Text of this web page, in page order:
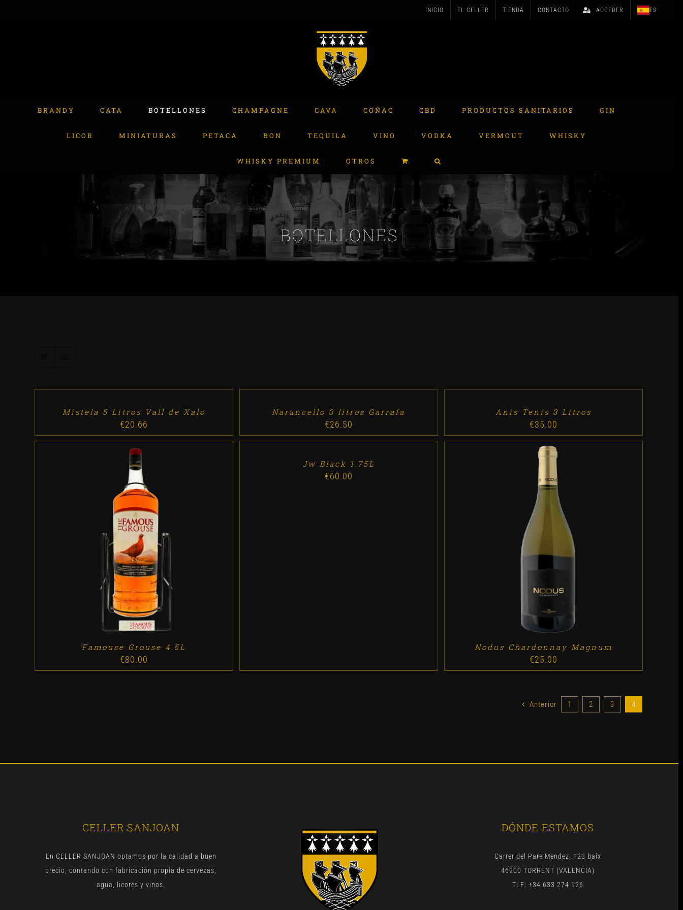
INICIO EL CELLER TIENDA CONTACTO ACCEDER ES
Buscar:BRANDY CATA BOTELLONES CHAMPAGNE CAVA COÑAC CBD PRODUCTOS SANITARIOS GIN
LICOR MINIATURAS PETACA RON TEQUILA VINO VODKA VERMOUT WHISKY
WHISKY PREMIUM OTROS
BOTELLONES
CART
DETALLESMistela 5 Litros Vall de Xalo
€20.66
CART
Narancello 3 litros Garrafa
€26.50
CART
Anis Tenis 3 Litros
€35.00
ADD TO CART / DETALLES
Famouse Grouse 4.5L
€80.00
TO
CART
Jw Black 1.75L
€60.00
ADD TO CART DETALLES
Nodus Chardonnay Magnum
€25.00
Anterior 1 2 3 4
CELLER SANJOAN
En CELLER SANJOAN optamos por la calidad a buen
precio, contando con fabricación propia de cervezas,
agua, licores y vinos.
DÓNDE ESTAMOS
Carrer del Pare Mendez, 123 baix
46900 TORRENT (VALENCIA)
TLF: +34 633 274 126